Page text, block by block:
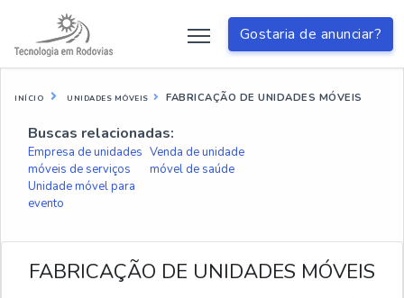
Gostaria de anunciar?
INÍCIO UNIDADES MÓVEIS FABRICAÇÃO DE UNIDADES MÓVEIS
Buscas relacionadas:
Empresa de unidades
móveis de serviços
Venda de unidade
móvel de saúde
Unidade móvel para
evento
FABRICAÇÃO DE UNIDADES MÓVEIS